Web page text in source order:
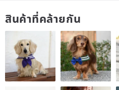
สินค้าที่คล้ายกัน